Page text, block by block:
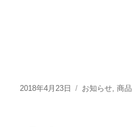
投
2018年4月23日
カ
お知らせ ,商品